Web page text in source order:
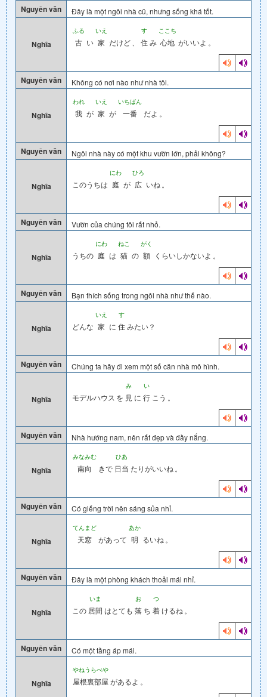
Nguyên văn Đây là một ngôi nhà cũ, nhưng sống khá tốt.
Nghĩa
ふる
古 い
いえ
家 だけど
す
住み
ここち
心地 がいいよ 。
Nguyên văn Không có nơi nào như nhà tôi.
Nghĩa
われ
我 が
いえ
家 が
いちばん
一番 だよ 。
Nguyên văn Ngôi nhà này có một khu vườn lớn, phải không?
Nghĩa このうちは
にわ
庭 が
ひろ
広 いね 。
Nguyên văn Vườn của chúng tôi rất nhỏ.
Nghĩa うちの
にわ
庭 は
ねこ
猫 の
がく
額 くらいしかないよ 。
Nguyên văn Bạn thích sống trong ngôi nhà như thế nào.
Nghĩa どんな
いえ
家 に
す
住みたい？
Nguyên văn Chúng ta hãy đi xem một số căn nhà mô hình.
Nghĩa モデルハウス を
み
見 に
い
行 こう 。
Nguyên văn Nhà hướng nam, nên rất đẹp và đầy nắng.
Nghĩa
みなみむ
南向 きで
ひあ
日当 たりがいいね 。
Nguyên văn Có giếng trời nên sáng sủa nhỉ.
Nghĩa
てんまど
天窓 があって
あか
明 るいね 。
Nguyên văn Đây là một phòng khách thoải mái nhỉ.
Nghĩa この
いま
居間 はとても
お
落 ち
つ
着 けるね 。
Nguyên văn Có một tầng áp mái.
Nghĩa
やねうらべや
屋根裏部屋 があるよ 。